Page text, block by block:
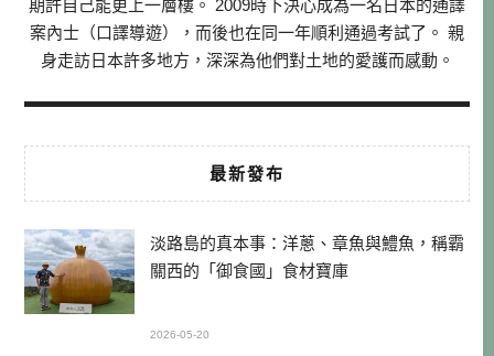
期許自己能更上一層樓。 2009時下決心成為一名日本的通譯
案內士（口譯導遊），而後也在同一年順利通過考試了。 親
身走訪日本許多地方，深深為他們對土地的愛護而感動。
最新發布
淡路島的真本事：洋蔥、章魚與鱧魚，稱霸
關西的「御食國」食材寶庫
2026-05-20